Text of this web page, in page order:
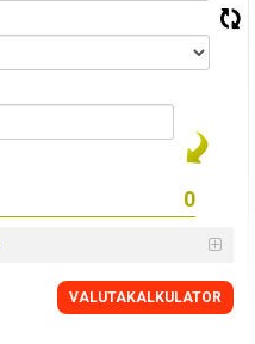
VALUTAKALKULATOR